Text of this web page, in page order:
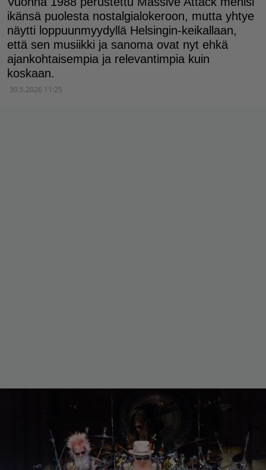
ikänsä puolesta nostalgialokeroon, mutta yhtye
näytti loppuunmyydyllä Helsingin-keikallaan,
että sen musiikki ja sanoma ovat nyt ehkä
ajankohtaisempia ja relevantimpia kuin
koskaan.
30.5.2026 11:25